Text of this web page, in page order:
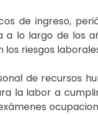
de ingreso,
lo largo de los
riesgos
de recursos
la labor a